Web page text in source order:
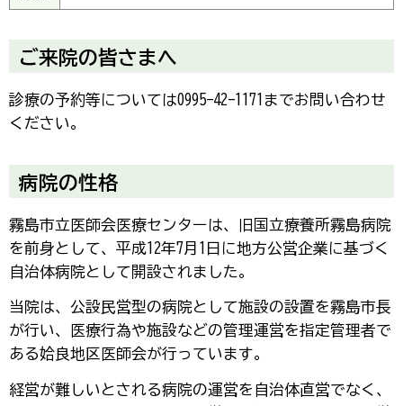
ご来院の皆さまへ
診療の予約等については0995-42-1171までお問い合わせ
ください。
病院の性格
霧島市立医師会医療センターは、旧国立療養所霧島病院
を前身として、平成12年7月1日に地方公営企業に基づく
自治体病院として開設されました。
当院は、公設民営型の病院として施設の設置を霧島市長
が行い、医療行為や施設などの管理運営を指定管理者で
ある姶良地区医師会が行っています。
経営が難しいとされる病院の運営を自治体直営でなく、